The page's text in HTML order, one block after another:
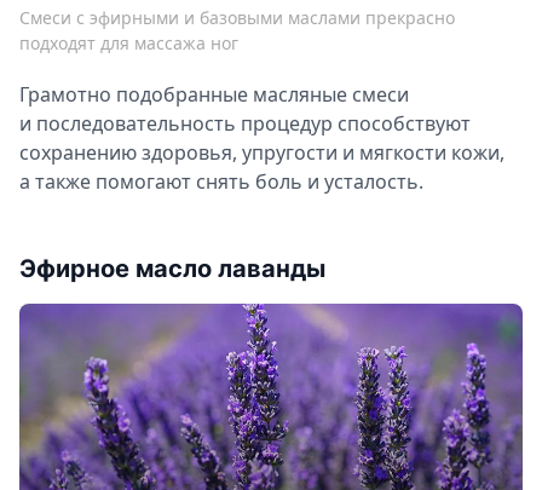
Смеси с эфирными и базовыми маслами прекрасно
подходят для массажа ног
Грамотно подобранные масляные смеси
и последовательность процедур способствуют
сохранению здоровья, упругости и мягкости кожи,
а также помогают снять боль и усталость.
Эфирное масло лаванды